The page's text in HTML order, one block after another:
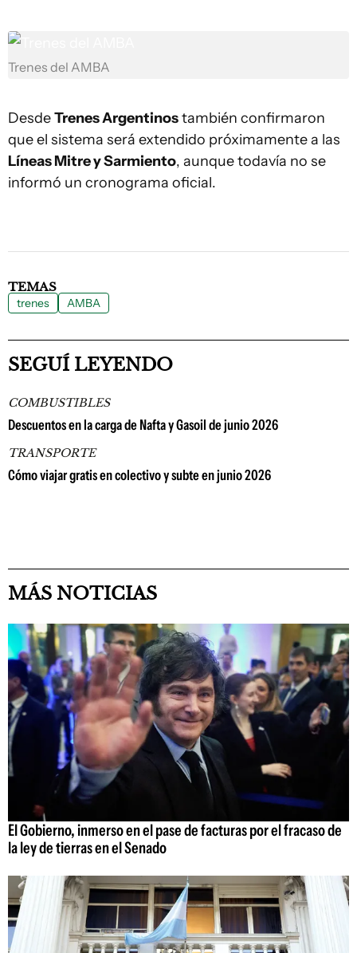
Trenes del AMBA
DesdeTrenes Argentinostambién confirmaron
que el sistema será extendido próximamente a las
Líneas Mitre y Sarmiento, aunque todavía no se
informó un cronograma oficial.
TEMAS
trenes AMBA
SEGUÍ LEYENDO
COMBUSTIBLES
Descuentos en la carga de Nafta y Gasoil de junio 2026
TRANSPORTE
Cómo viajar gratis en colectivo y subte en junio 2026
MÁS NOTICIAS
El Gobierno, inmerso en el pase de facturas por el fracaso de
la ley de tierras en el Senado